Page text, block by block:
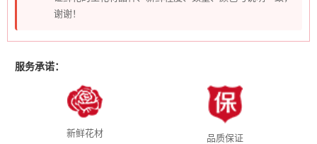
谢谢！
服务承诺：
新鲜花材 品质保证